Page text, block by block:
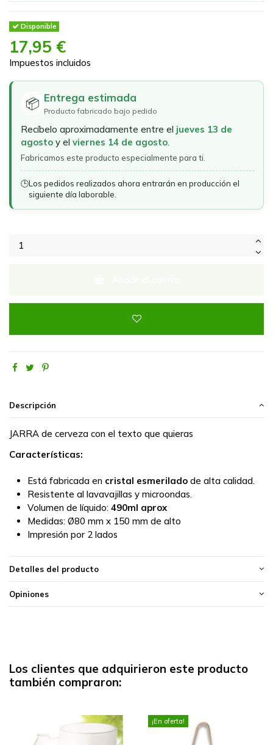
Disponible
17,95 €
Impuestos incluidos
📦 Entrega estimada
Producto fabricado bajo pedido
Recíbelo aproximadamente entre el jueves 13 de
agosto y el viernes 14 de agosto.
Fabricamos este producto especialmente para ti.
🕒Los pedidos realizados ahora entrarán en producción el
siguiente día laborable.
Descripción
JARRA de cerveza con el texto que quieras
Características:
Está fabricada en cristal esmerilado de alta calidad.
Resistente al lavavajillas y microondas.
Volumen de líquido: 490ml aprox
Medidas: Ø80 mm x 150 mm de alto
Impresión por 2 lados
Detalles del producto
Opiniones
Los clientes que adquirieron este producto
también compraron:
¡En oferta!